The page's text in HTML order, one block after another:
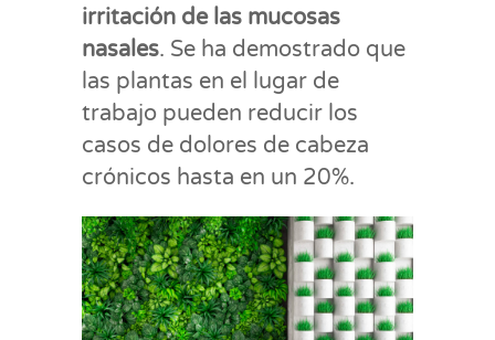
irritación de las mucosas
nasales. Se ha demostrado que
las plantas en el lugar de
trabajo pueden reducir los
casos de dolores de cabeza
crónicos hasta en un 20%.